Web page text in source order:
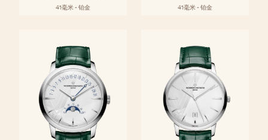
41毫米 - 铂金 41毫米 - 铂金